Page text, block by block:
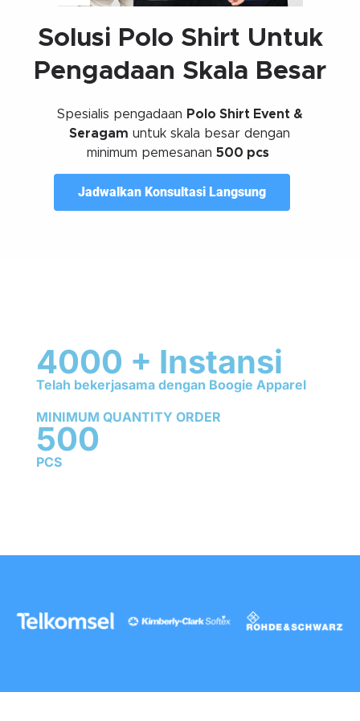
Solusi Polo Shirt Untuk
Pengadaan Skala Besar
Spesialis pengadaan Polo Shirt Event &
Seragam untuk skala besar dengan
minimum pemesanan500 pcs
Jadwalkan Konsultasi Langsung
4000 + Instansi
Telah bekerjasama dengan Boogie Apparel
MINIMUM QUANTITY ORDER
500
PCS